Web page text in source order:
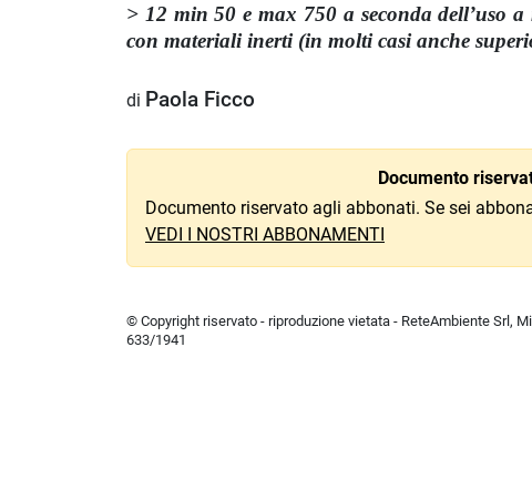
> 12 min 50 e max 750 a seconda dell’uso
con materiali inerti (in molti casi anche
di Paola Ficco
Documento
Documento riservato agli abbonati. Se sei
VEDI I NOSTRI ABBONAMENTI
© Copyright riservato - riproduzione vietata - ReteAmbiente Srl,
633/1941